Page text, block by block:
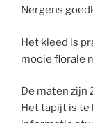
Nergens
Het kleed is
mooie florale
De maten zijn
Het tapijt is te